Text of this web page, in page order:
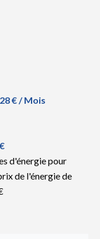
28 € / Mois
d'énergie pour
de l'énergie de